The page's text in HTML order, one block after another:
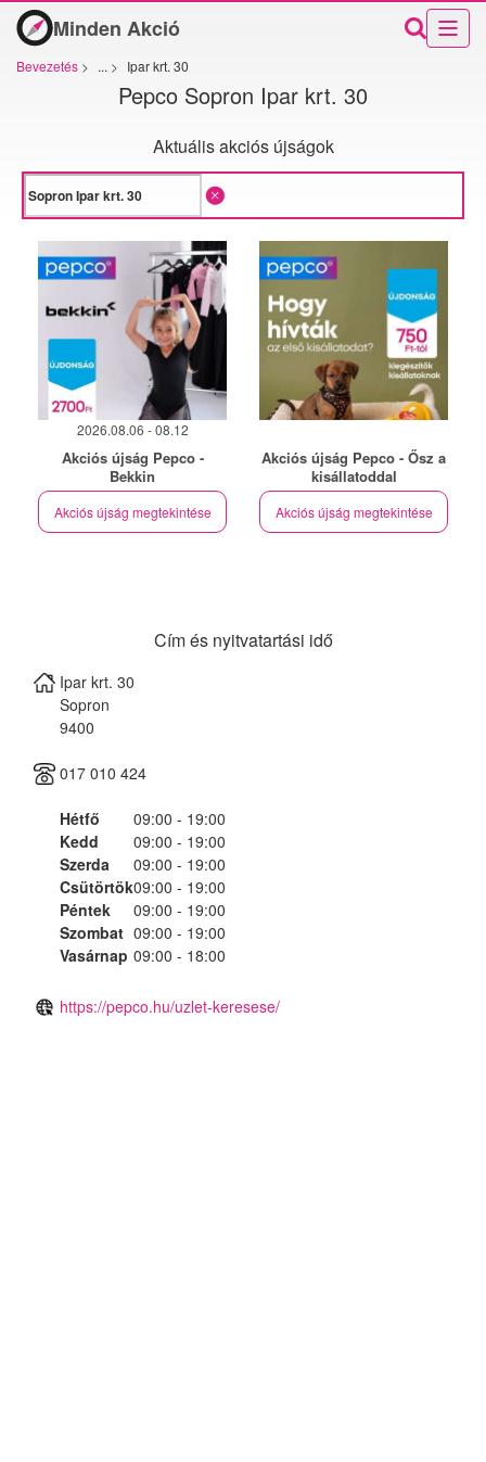
Minden Akció
Bevezetés > ... > Ipar krt. 30
Pepco Sopron Ipar krt. 30
Aktuális akciós újságok
2026.08.06 - 08.12
Akciós újság Pepco -
Bekkin
Akciós újság megtekintése
Akciós újság Pepco - Ősz a
kisállatoddal
Akciós újság megtekintése
Cím és nyitvatartási idő
Ipar krt. 30
Sopron
9400
017 010 424
Hétfő
09:00 - 19:00
Kedd
09:00 - 19:00
Szerda
09:00 - 19:00
Csütörtök09:00 - 19:00
Péntek
09:00 - 19:00
Szombat 09:00 - 19:00
Vasárnap 09:00 - 18:00
https://pepco.hu/uzlet-keresese/